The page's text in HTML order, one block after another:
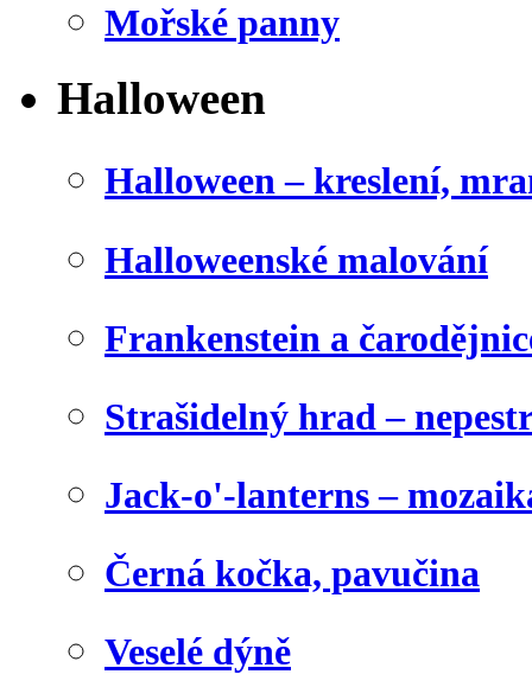
Mořské panny
Halloween
Halloween – kreslení,
Halloweenské malování
Frankenstein a
Strašidelný hrad –
Jack-o'-lanterns –
Černá kočka, pavučina
Veselé dýně